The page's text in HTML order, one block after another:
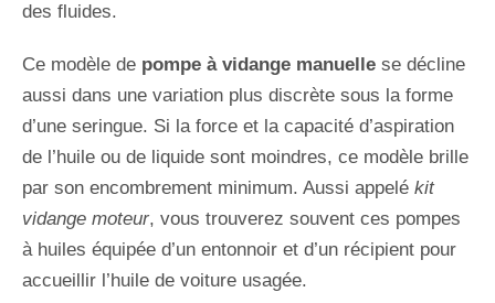
des fluides.
Ce modèle de pompe à vidange manuelle se décline
aussi dans une variation plus discrète sous la forme
d’une seringue. Si la force et la capacité d’aspiration
de l’huile ou de liquide sont moindres, ce modèle brille
par son encombrement minimum. Aussi appelé kit
vidange moteur, vous trouverez souvent ces pompes
à huiles équipée d’un entonnoir et d’un récipient pour
accueillir l’huile de voiture usagée.